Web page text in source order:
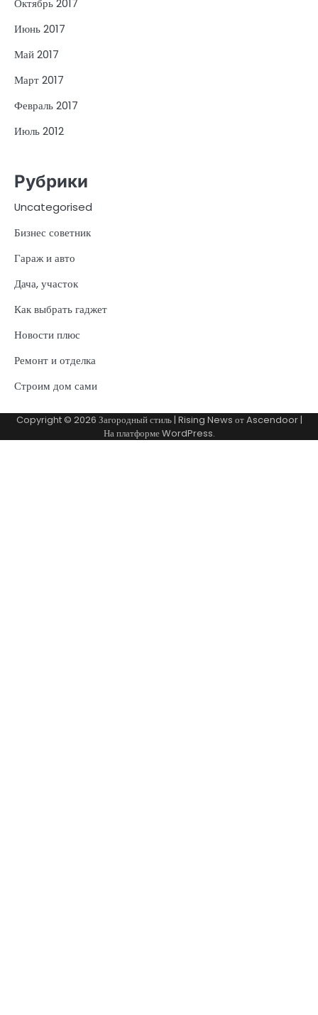
Октябрь 2017
Июнь 2017
Май 2017
Март 2017
Февраль 2017
Июль 2012
Рубрики
Uncategorised
Бизнес советник
Гараж и авто
Дача, участок
Как выбрать гаджет
Новости плюс
Ремонт и отделка
Строим дом сами
Copyright © 2026 Загородный стиль| Rising News отAscendoor|
На платформеWordPress.